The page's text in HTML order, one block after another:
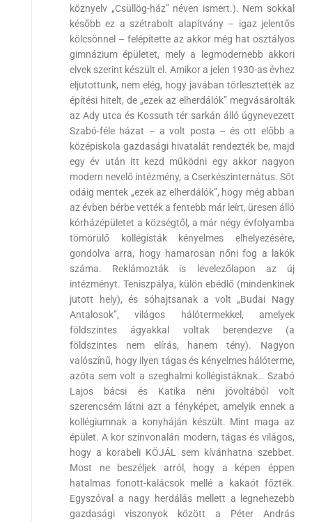
köznyelv „Csüllög-ház” néven ismert.). Nem sokkal
később ez a szétrabolt alapítvány – igaz jelentős
kölcsönnel – felépítette az akkor még hat osztályos
gimnázium épületet, mely a legmodernebb akkori
elvek szerint készült el. Amikor a jelen 1930-as évhez
eljutottunk, nem elég, hogy javában törlesztették az
építési hitelt, de „ezek az elherdálók” megvásárolták
az Ady utca és Kossuth tér sarkán álló úgynevezett
Szabó-féle házat – a volt posta – és ott előbb a
középiskola gazdasági hivatalát rendezték be, majd
egy év után itt kezd működni egy akkor nagyon
modern nevelő intézmény, a Cserkészinternátus. Sőt
odáig mentek „ezek az elherdálók”, hogy még abban
az évben bérbe vették a fentebb már leírt, üresen álló
kórházépületet a községtől, a már négy évfolyamba
tömörülő kollégisták kényelmes elhelyezésére,
gondolva arra, hogy hamarosan nőni fog a lakók
száma. Reklámozták is levelezőlapon az új
intézményt. Teniszpálya, külön ebédlő (mindenkinek
jutott hely), és sóhajtsanak a volt „Budai Nagy
Antalosok”, világos hálótermekkel, amelyek
földszintes ágyakkal voltak berendezve (a
földszintes nem elírás, hanem tény). Nagyon
valószínű, hogy ilyen tágas és kényelmes hálóterme,
azóta sem volt a szeghalmi kollégistáknak… Szabó
Lajos bácsi és Katika néni jóvoltából volt
szerencsém látni azt a fényképet, amelyik ennek a
kollégiumnak a konyháján készült. Mint maga az
épület. A kor színvonalán modern, tágas és világos,
hogy a korabeli KÖJÁL sem kívánhatna szebbet.
Most ne beszéljek arról, hogy a képen éppen
hatalmas fonott-kalácsok mellé a kakaót főzték.
Egyszóval a nagy herdálás mellett a legnehezebb
gazdasági viszonyok között a Péter András